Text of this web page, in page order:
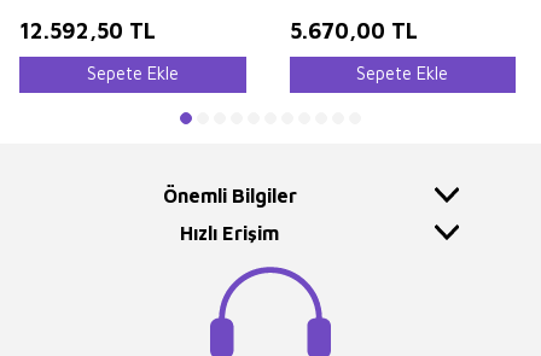
12.592,50 TL
Sepete Ekle
5.670,00 TL
Sepete Ekle
Önemli Bilgiler
Hızlı Erişim